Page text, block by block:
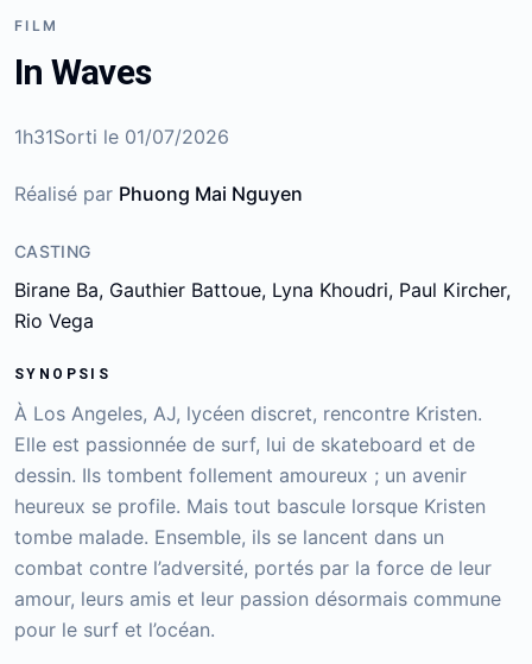
FILM
In Waves
1h31Sorti le 01/07/2026
Réalisé par Phuong Mai Nguyen
CASTING
Birane Ba, Gauthier Battoue, Lyna Khoudri, Paul Kircher,
Rio Vega
SYNOPSIS
À Los Angeles, AJ, lycéen discret, rencontre Kristen.
Elle est passionnée de surf, lui de skateboard et de
dessin. Ils tombent follement amoureux ; un avenir
heureux se profile. Mais tout bascule lorsque Kristen
tombe malade. Ensemble, ils se lancent dans un
combat contre l’adversité, portés par la force de leur
amour, leurs amis et leur passion désormais commune
pour le surf et l’océan.